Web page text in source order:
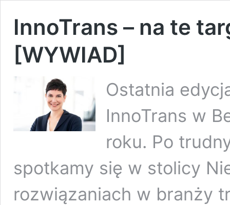
InnoTrans – na te
[WYWIAD]
Ostatnia
InnoTrans w
roku. Po
spotkamy się w stolicy
rozwiązaniach w branży